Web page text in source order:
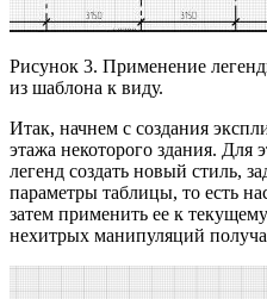
Рисунок 3. Применение
из шаблона к виду.
Итак, начнем с создания
этажа некоторого здания. Для
легенд создать новый стиль,
параметры таблицы, то есть
затем применить ее к
нехитрых манипуляций